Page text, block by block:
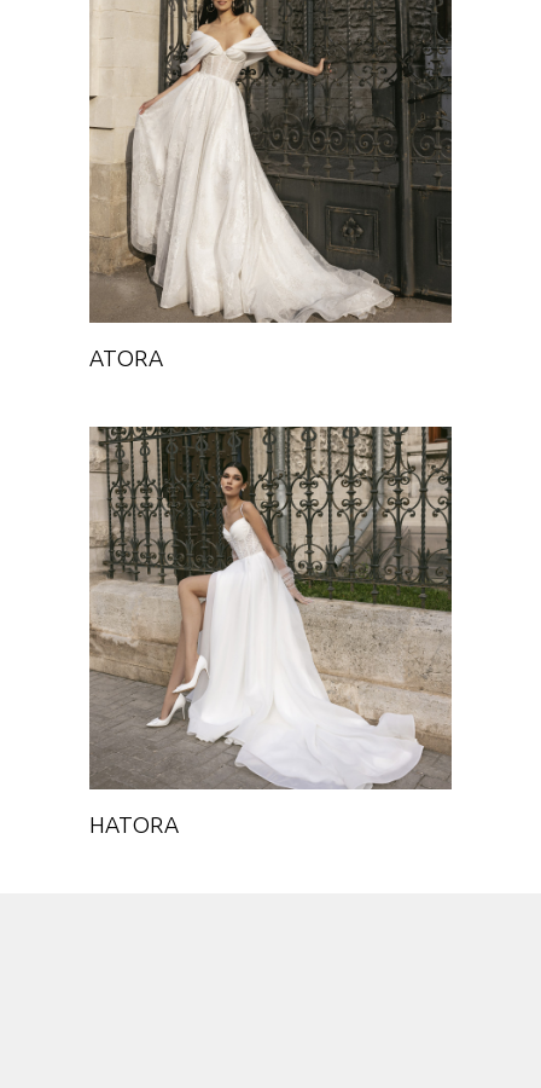
ATORA
Chance
ATORA
HATORA
HATORA